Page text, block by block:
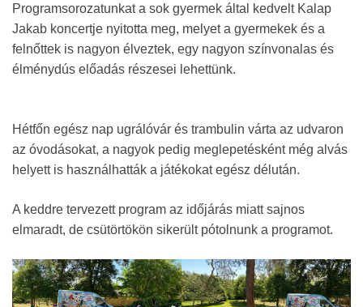
Programsorozatunkat a sok gyermek által kedvelt Kalap
Jakab koncertje nyitotta meg, melyet a gyermekek és a
felnőttek is nagyon élveztek, egy nagyon színvonalas és
élménydús előadás részesei lehettünk.
Hétfőn egész nap ugrálóvár és trambulin várta az udvaron
az óvodásokat, a nagyok pedig meglepetésként még alvás
helyett is használhatták a játékokat egész délután.
A keddre tervezett program az időjárás miatt sajnos
elmaradt, de csütörtökön sikerült pótolnunk a programot.